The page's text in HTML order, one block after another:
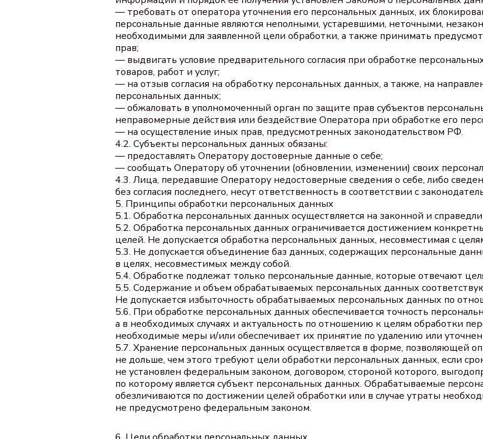
— требовать от оператора уточнения его персональных данных, их
персональные данные являются неполными, устаревшими, неточными,
необходимыми для заявленной цели обработки, а также принимать
прав;
— выдвигать условие предварительного согласия при обработке
товаров, работ и услуг;
— на отзыв согласия на обработку персональных данных, а также, на
персональных данных;
— обжаловать в уполномоченный орган по защите прав субъектов
неправомерные действия или бездействие Оператора при обработке его
— на осуществление иных прав, предусмотренных законодательством РФ.
4.2. Субъекты персональных данных обязаны:
— предоставлять Оператору достоверные данные о себе;
— сообщать Оператору об уточнении (обновлении, изменении) своих
4.3. Лица, передавшие Оператору недостоверные сведения о себе, либо
без согласия последнего, несут ответственность в соответствии с
5. Принципы обработки персональных данных
5.1. Обработка персональных данных осуществляется на законной и
5.2. Обработка персональных данных ограничивается достижением
целей. Не допускается обработка персональных данных, несовместимая с
5.3. Не допускается объединение баз данных, содержащих персональные
в целях, несовместимых между собой.
5.4. Обработке подлежат только персональные данные, которые отвечают
5.5. Содержание и объем обрабатываемых персональных данных
Не допускается избыточность обрабатываемых персональных данных по
5.6. При обработке персональных данных обеспечивается точность
а в необходимых случаях и актуальность по отношению к целям обработки
необходимые меры и/или обеспечивает их принятие по удалению или
5.7. Хранение персональных данных осуществляется в форме, позволяющей
не дольше, чем этого требуют цели обработки персональных данных, если
не установлен федеральным законом, договором, стороной которого,
по которому является субъект персональных данных. Обрабатываемые
обезличиваются по достижении целей обработки или в случае утраты
не предусмотрено федеральным законом.